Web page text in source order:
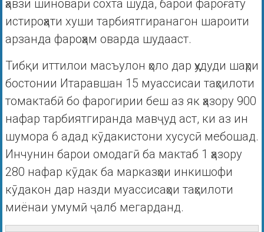
ҳавзи шиноварӣ сохта шуда, барои фароғату
истироҳати хуши тарбиятгиранагон шароити
арзанда фароҳам оварда шудааст.
Тибқи иттилои масъулон ҳоло дар ҳудуди шаҳри
бостонии Итаравшан 15 муассисаи таҳсилоти
томактабӣ бо фарогирии беш аз як ҳазору 900
нафар тарбиятгиранда мавҷуд аст, ки аз ин
шумора 6 адад кӯдакистони хусусӣ мебошад.
Инчунин барои омодагӣ ба мактаб 1 ҳазору
280 нафар кӯдак ба марказҳои инкишофи
кӯдакон дар назди муассисаҳои таҳсилоти
миёнаи умумӣ ҷалб мегарданд.